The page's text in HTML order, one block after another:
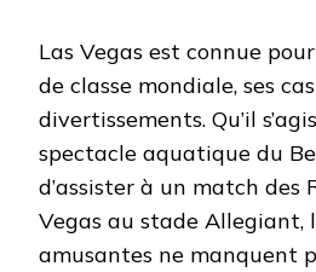
Las Vegas est connue
de classe mondiale, ses
divertissements. Qu’il
spectacle aquatique du
d’assister à un match des
Vegas au stade Allegiant,
amusantes ne manquent